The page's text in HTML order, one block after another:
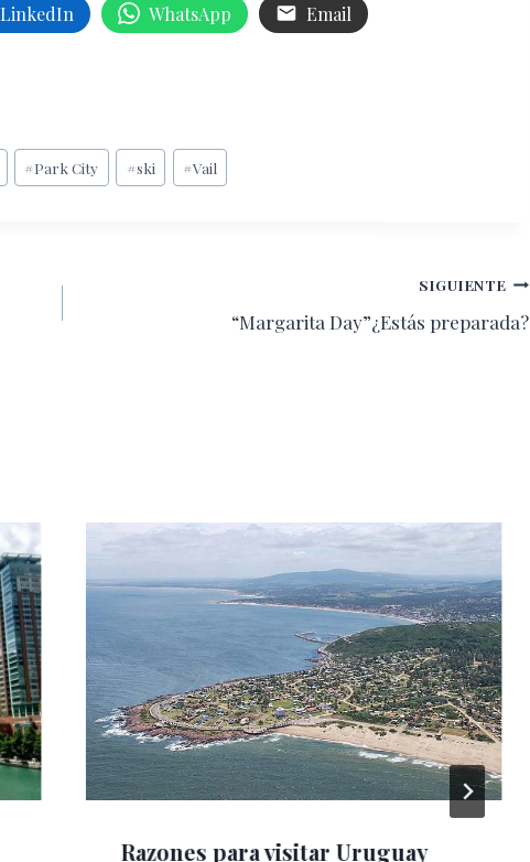
LinkedIn WhatsApp Email
#Park City #ski #Vail
SIGUIENTE
“Margarita Day”¿Estás preparada?
Razones para visitar Uruguay